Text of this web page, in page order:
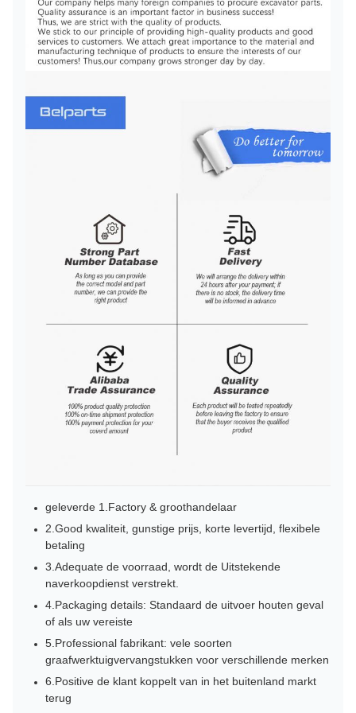
geleverde 1.Factory & groothandelaar
2.Good kwaliteit, gunstige prijs, korte levertijd, flexibele
betaling
3.Adequate de voorraad, wordt de Uitstekende
naverkoopdienst verstrekt.
4.Packaging details: Standaard de uitvoer houten geval
of als uw vereiste
5.Professional fabrikant: vele soorten
graafwerktuigvervangstukken voor verschillende merken
6.Positive de klant koppelt van in het buitenland markt
terug